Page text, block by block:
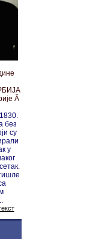
Â
без
су
у